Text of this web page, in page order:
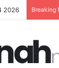
2026 Breaking